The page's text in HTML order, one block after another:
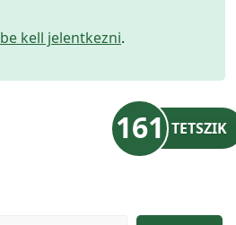
be kell jelentkezni.
161 TETSZIK